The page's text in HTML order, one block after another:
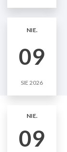
NIE.
09
SIE 2026
NIE.
09